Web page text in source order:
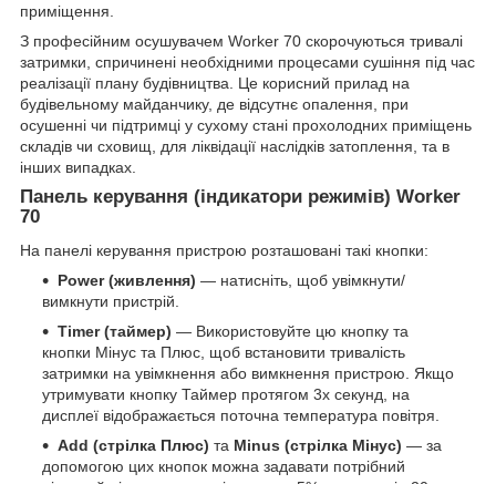
приміщення.
З професійним осушувачем Worker 70 скорочуються тривалі
затримки, спричинені необхідними процесами сушіння під час
реалізації плану будівництва. Це корисний прилад на
будівельному майданчику, де відсутнє опалення, при
осушенні чи підтримці у сухому стані прохолодних приміщень
складів чи сховищ, для ліквідації наслідків затоплення, та в
інших випадках.
Панель керування (індикатори режимів) Worker
70
На панелі керування пристрою розташовані такі кнопки:
Power (живлення) — натисніть, щоб увімкнути/
вимкнути пристрій.
Timer (таймер) — Використовуйте цю кнопку та
кнопки Мінус та Плюс, щоб встановити тривалість
затримки на увімкнення або вимкнення пристрою. Якщо
утримувати кнопку Таймер протягом 3х секунд, на
дисплеї відображається поточна температура повітря.
Add (стрілка Плюс) та Minus (стрілка Мінус) — за
допомогою цих кнопок можна задавати потрібний